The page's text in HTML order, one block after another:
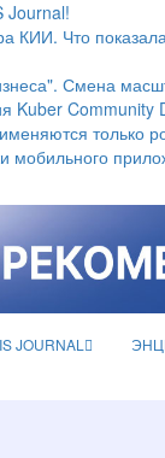
Journal!
КИИ. Что
Смена
Kuber Community
только
мобильного
JOURNAL